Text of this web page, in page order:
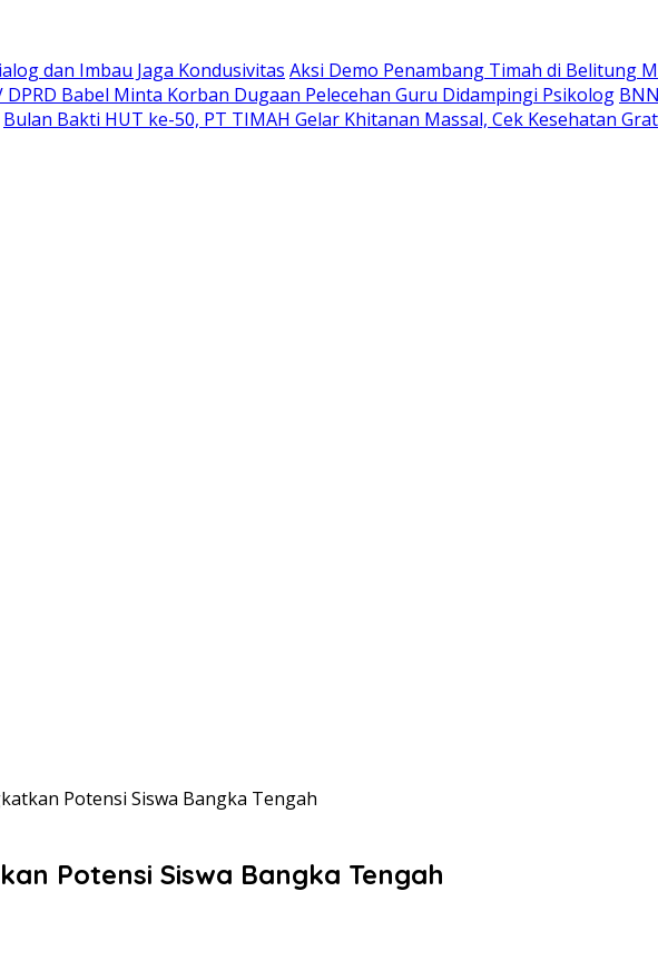
dan Imbau Jaga Kondusivitas Aksi Demo Penambang Timah di Belitung
DPRD Babel Minta Korban Dugaan Pelecehan Guru Didampingi Psikolog
Bulan Bakti HUT ke-50, PT TIMAH Gelar Khitanan Massal, Cek Kesehatan
Potensi Siswa Bangka Tengah
Potensi Siswa Bangka Tengah